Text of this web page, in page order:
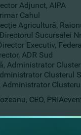
Adjunct, AIPA
Cahul
Agricultură,
Sucursalei
Executiv,
ADR Sud
Administrator
Clusterul
Administrator
CEO,